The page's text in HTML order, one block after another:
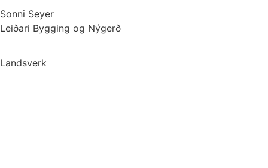
Sonni Seyer
Leiðari Bygging og Nýgerð
Landsverk